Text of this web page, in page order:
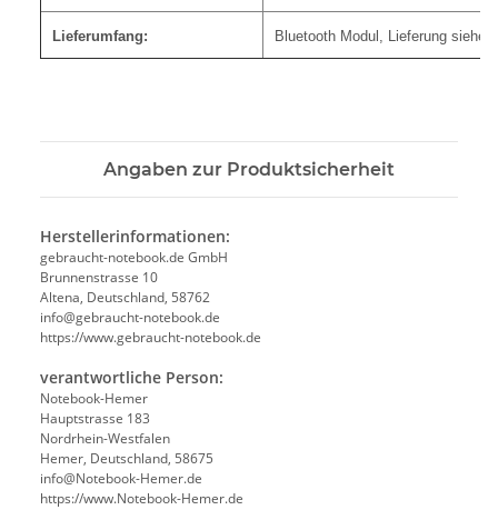
Lieferumfang: Bluetooth Modul, Lieferung siehe
Angaben zur Produktsicherheit
Herstellerinformationen:
gebraucht-notebook.de GmbH
Brunnenstrasse 10
Altena, Deutschland, 58762
info@gebraucht-notebook.de
https://www.gebraucht-notebook.de
verantwortliche Person:
Notebook-Hemer
Hauptstrasse 183
Nordrhein-Westfalen
Hemer, Deutschland, 58675
info@Notebook-Hemer.de
https://www.Notebook-Hemer.de